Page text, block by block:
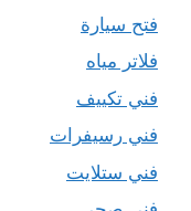
فتح سيارة
فلاتر مياه
فني تكييف
فني رسيفرات
فني ستلايت